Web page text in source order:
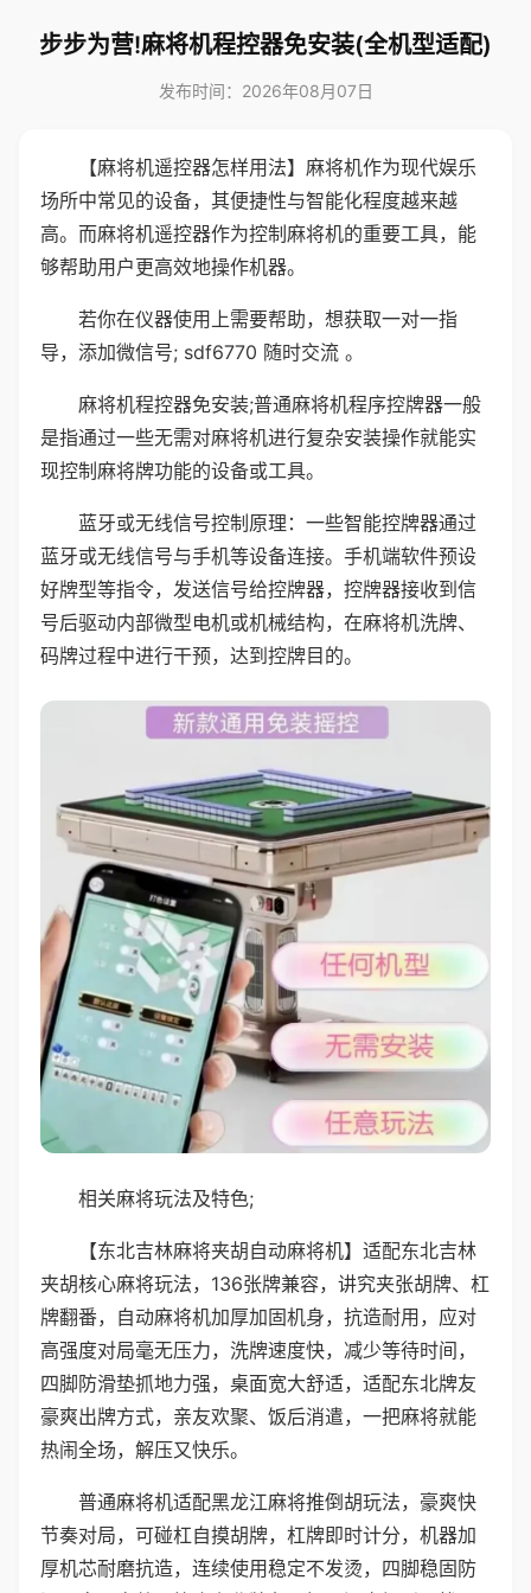
步步为营!麻将机程控器免安装(全机型适配)
发布时间：2026年08月07日
【麻将机遥控器怎样用法】麻将机作为现代娱乐
场所中常见的设备，其便捷性与智能化程度越来越
高。而麻将机遥控器作为控制麻将机的重要工具，能
够帮助用户更高效地操作机器。
若你在仪器使用上需要帮助，想获取一对一指
导，添加微信号; sdf6770 随时交流 。
麻将机程控器免安装;普通麻将机程序控牌器一般
是指通过一些无需对麻将机进行复杂安装操作就能实
现控制麻将牌功能的设备或工具。
蓝牙或无线信号控制原理：一些智能控牌器通过
蓝牙或无线信号与手机等设备连接。手机端软件预设
好牌型等指令，发送信号给控牌器，控牌器接收到信
号后驱动内部微型电机或机械结构，在麻将机洗牌、
码牌过程中进行干预，达到控牌目的。
相关麻将玩法及特色;
【东北吉林麻将夹胡自动麻将机】适配东北吉林
夹胡核心麻将玩法，136张牌兼容，讲究夹张胡牌、杠
牌翻番，自动麻将机加厚加固机身，抗造耐用，应对
高强度对局毫无压力，洗牌速度快，减少等待时间，
四脚防滑垫抓地力强，桌面宽大舒适，适配东北牌友
豪爽出牌方式，亲友欢聚、饭后消遣，一把麻将就能
热闹全场，解压又快乐。
普通麻将机适配黑龙江麻将推倒胡玩法，豪爽快
节奏对局，可碰杠自摸胡牌，杠牌即时计分，机器加
厚机芯耐磨抗造，连续使用稳定不发烫，四脚稳固防